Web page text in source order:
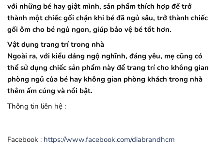
với những bé hay giật mình, sản phẩm thích hợp để trở
thành một chiếc gối chặn khi bé đã ngủ sâu, trở thành chiếc
gối ôm cho bé ngủ ngon, giúp bảo vệ bé tốt hơn.
Vật dụng trang trí trong nhà
Ngoài ra, với kiểu dáng ngộ nghĩnh, đáng yêu, mẹ cũng có
thể sử dụng chiếc sản phẩm này để trang trí cho không gian
phòng ngủ của bé hay không gian phòng khách trong nhà
thêm ấm cúng và nổi bật.
Thông tin liên hệ :
Facebook : https://www.facebook.com/diabrandhcm